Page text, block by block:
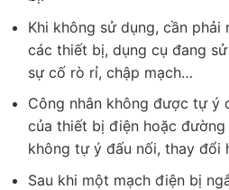
Khi không sử dụng, cần
các thiết bị, dụng cụ đang
sự cố rò rỉ, chập mạch…
Công nhân không được tự ý
của thiết bị điện hoặc
không tự ý đấu nối, thay đổi
Sau khi một mạch điện bị